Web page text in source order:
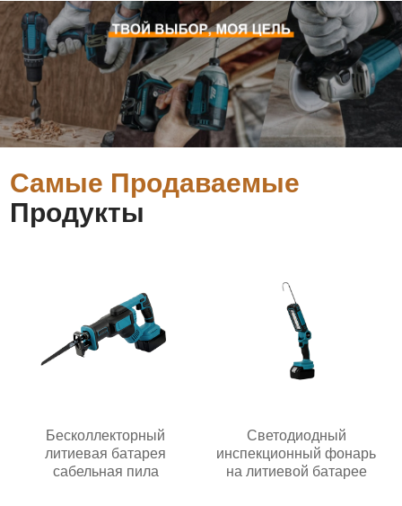
Самые Продаваемые
Продукты
Бесколлекторный
литиевая батарея
сабельная пила
Светодиодный
инспекционный фонарь
на литиевой батарее